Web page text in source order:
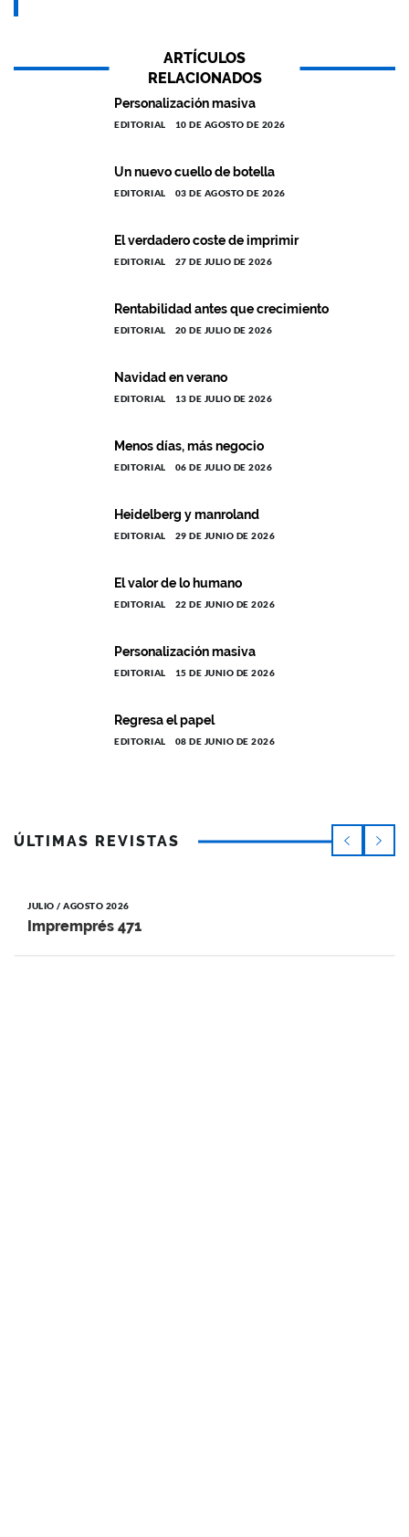
ARTÍCULOS
RELACIONADOS
Personalización masiva
EDITORIAL 10 DE AGOSTO DE 2026
Un nuevo cuello de botella
EDITORIAL 03 DE AGOSTO DE 2026
El verdadero coste de imprimir
EDITORIAL 27 DE JULIO DE 2026
Rentabilidad antes que crecimiento
EDITORIAL 20 DE JULIO DE 2026
Navidad en verano
EDITORIAL 13 DE JULIO DE 2026
Menos días, más negocio
EDITORIAL 06 DE JULIO DE 2026
Heidelberg y manroland
EDITORIAL 29 DE JUNIO DE 2026
El valor de lo humano
EDITORIAL 22 DE JUNIO DE 2026
Personalización masiva
EDITORIAL 15 DE JUNIO DE 2026
Regresa el papel
EDITORIAL 08 DE JUNIO DE 2026
ÚLTIMAS REVISTAS
JULIO / AGOSTO 2026
Impremprés 471